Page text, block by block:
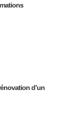
d’un